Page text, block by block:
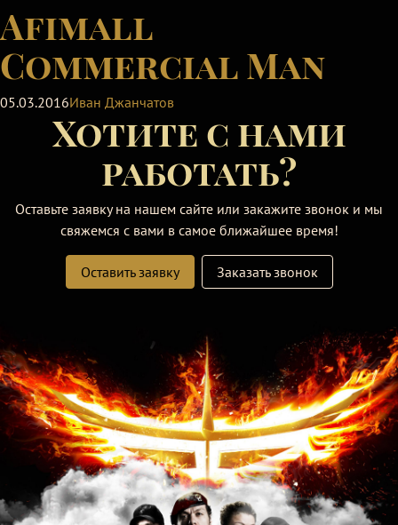
Afimall
Commercial Man
05.03.2016Иван Джанчатов
Хотите с нами
работать?
Оставьте заявку на нашем сайте или закажите звонок и мы
свяжемся с вами в самое ближайшее время!
Оставить заявку Заказать звонок